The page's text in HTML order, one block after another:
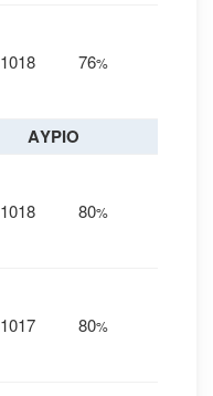
1018 76%
ΑΥΡΙΟ
1018 80%
1017 80%